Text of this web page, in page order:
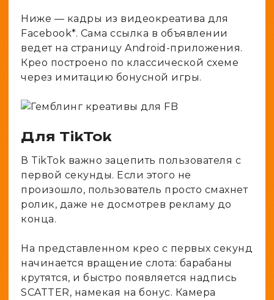
Ниже — кадры из видеокреатива для
Facebook*. Сама ссылка в объявлении
ведет на страницу Android-приложения.
Крео построено по классической схеме
через имитацию бонусной игры.
Для TikTok
В TikTok важно зацепить пользователя с
первой секунды. Если этого не
произошло, пользователь просто смахнет
ролик, даже не досмотрев рекламу до
конца.
На представленном крео с первых секунд
начинается вращение слота: барабаны
крутятся, и быстро появляется надпись
SCATTER, намекая на бонус. Камера